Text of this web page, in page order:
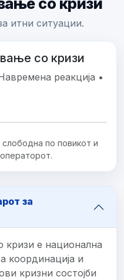
со кризи
итни ситуации.
со кризи
реакција •
по повикот и
за
кризи е национална
координација и
кризни состојби